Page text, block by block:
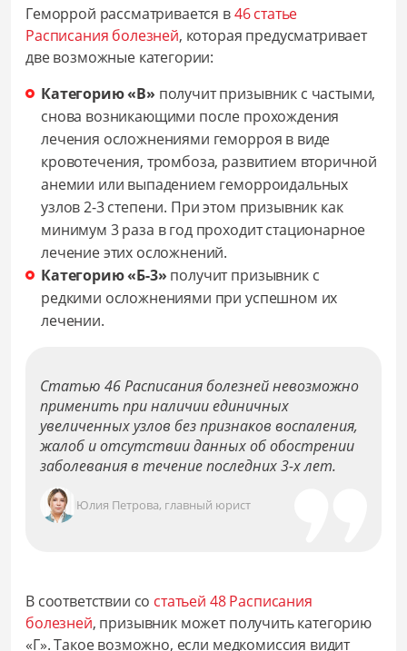
Геморрой рассматривается в46 статье
Расписания болезней, которая предусматривает
две возможные категории:
Категорию «В» получит призывник с частыми,
снова возникающими после прохождения
лечения осложнениями геморроя в виде
кровотечения, тромбоза, развитием вторичной
анемии или выпадением геморроидальных
узлов 2-3 степени. При этом призывник как
минимум 3 раза в год проходит стационарное
лечение этих осложнений.
Категорию «Б-3» получит призывник с
редкими осложнениями при успешном их
лечении.
Статью 46 Расписания болезней невозможно
применить при наличии единичных
увеличенных узлов без признаков воспаления,
жалоб и отсутствии данных об обострении
заболевания в течение последних 3-х лет.
Юлия Петрова, главный юрист
В соответствии со статьей 48 Расписания
болезней, призывник может получить категорию
«Г». Такое возможно, если медкомиссия видит